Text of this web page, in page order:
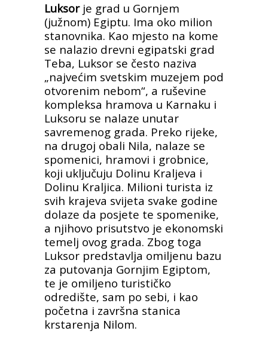
Luksor je grad u Gornjem
(južnom) Egiptu. Ima oko milion
stanovnika. Kao mjesto na kome
se nalazio drevni egipatski grad
Teba, Luksor se često naziva
„najvećim svetskim muzejem pod
otvorenim nebom“, a ruševine
kompleksa hramova u Karnaku i
Luksoru se nalaze unutar
savremenog grada. Preko rijeke,
na drugoj obali Nila, nalaze se
spomenici, hramovi i grobnice,
koji uključuju Dolinu Kraljeva i
Dolinu Kraljica. Milioni turista iz
svih krajeva svijeta svake godine
dolaze da posjete te spomenike,
a njihovo prisutstvo je ekonomski
temelj ovog grada. Zbog toga
Luksor predstavlja omiljenu bazu
za putovanja Gornjim Egiptom,
te je omiljeno turističko
odredište, sam po sebi, i kao
početna i završna stanica
krstarenja Nilom.